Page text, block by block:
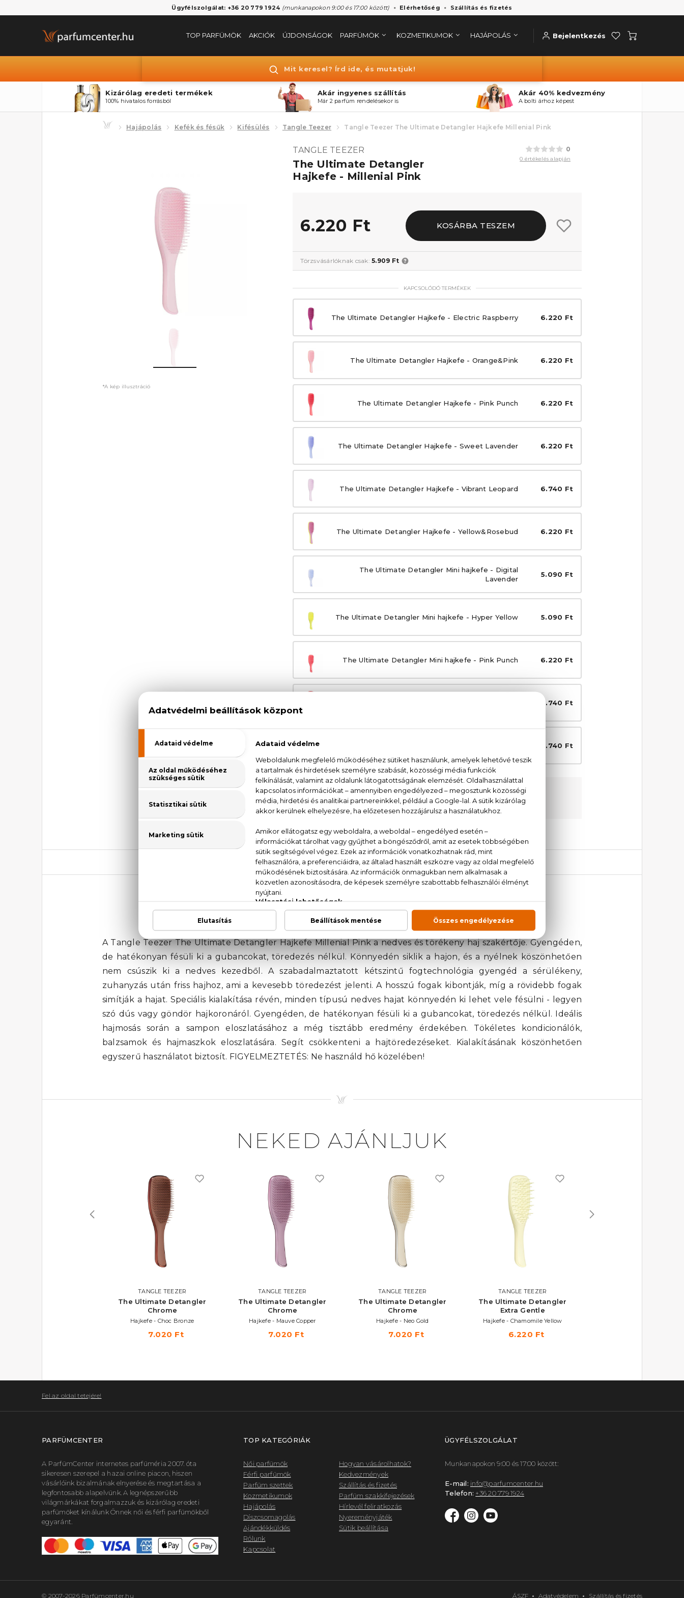
Ügyfélszolgálat: +36 20 779 1924 (munkanapokon 9:00 és 17:00 között) Elérhetőség Szállítás és fizetés
TOP PARFÜMÖK AKCIÓK ÚJDONSÁGOK PARFÜMÖK KOZMETIKUMOK HAJÁPOLÁS Bejelentkezés
Mit keresel? Írd ide, és mutatjuk!
Kizárólag eredeti termékek
100% hivatalos forrásból
Akár ingyenes szállítás
Már 2 parfüm rendelésekor is
Akár 40% kedvezmény
A bolti árhoz képest
Hajápolás Kefék és fésűk Kifésülés Tangle Teezer Tangle Teezer The Ultimate Detangler Hajkefe Millenial Pink
*A kép illusztráció
0
0 értékelés alapján
TANGLE TEEZER
The Ultimate Detangler
Hajkefe - Millenial Pink
6.220 Ft KOSÁRBA TESZEM
Törzsvásárlóknak csak:5.909 Ft
KAPCSOLÓDÓ TERMÉKEK
The Ultimate Detangler Hajkefe - Electric Raspberry 6.220 Ft
The Ultimate Detangler Hajkefe - Orange&Pink 6.220 Ft
The Ultimate Detangler Hajkefe - Pink Punch 6.220 Ft
The Ultimate Detangler Hajkefe - Sweet Lavender 6.220 Ft
The Ultimate Detangler Hajkefe - Vibrant Leopard 6.740 Ft
The Ultimate Detangler Hajkefe - Yellow&Rosebud 6.220 Ft
The Ultimate Detangler Mini hajkefe - Digital
Lavender
5.090 Ft
The Ultimate Detangler Mini hajkefe - Hyper Yellow 5.090 Ft
The Ultimate Detangler Mini hajkefe - Pink Punch 6.220 Ft
6.740 Ft
6.740 Ft
100% eredeti termékek,14 napos visszaküldési garanciával
Kérdésed van, elakadtál? Hívd ügyfélszolgálatunkat:+36 20 779 1924
LEÍRÁS ÉRTÉKELÉSEK (0) SZÁLLÍTÁS
Tangle Teezer The Ultimate Detangler Hajkefe Millenial Pink
A Tangle Teezer The Ultimate Detangler Hajkefe Millenial Pink a nedves és törékeny haj szakértője. Gyengéden,
de hatékonyan fésüli ki a gubancokat, töredezés nélkül. Könnyedén siklik a hajon, és a nyélnek köszönhetően
nem csúszik ki a nedves kezedből. A szabadalmaztatott kétszintű fogtechnológia gyengéd a sérülékeny,
zuhanyzás után friss hajhoz, ami a kevesebb töredezést jelenti. A hosszú fogak kibontják, míg a rövidebb fogak
simítják a hajat. Speciális kialakítása révén, minden típusú nedves hajat könnyedén ki lehet vele fésülni - legyen
szó dús vagy göndör hajkoronáról. Gyengéden, de hatékonyan fésüli ki a gubancokat, töredezés nélkül. Ideális
hajmosás során a sampon eloszlatásához a még tisztább eredmény érdekében. Tökéletes kondicionálók,
balzsamok és hajmaszkok eloszlatására. Segít csökkenteni a hajtöredezéseket. Kialakításának köszönhetően
egyszerű használatot biztosít. FIGYELMEZTETÉS: Ne használd hő közelében!
NEKED AJÁNLJUK
TANGLE TEEZER
The Ultimate Detangler
Chrome
Hajkefe - Choc Bronze
7.020 Ft
TANGLE TEEZER
The Ultimate Detangler
Chrome
Hajkefe - Mauve Copper
7.020 Ft
TANGLE TEEZER
The Ultimate Detangler
Chrome
Hajkefe - Neo Gold
7.020 Ft
TANGLE TEEZER
The Ultimate Detangler
Extra Gentle
Hajkefe - Chamomile Yellow
6.220 Ft
Fel az oldal tetejére!
PARFÜMCENTER
A ParfümCenter internetes parfüméria 2007. óta
sikeresen szerepel a hazai online piacon, hiszen
vásárlóink bizalmának elnyerése és megtartása a
legfontosabb alapelvünk. A legnépszerűbb
világmárkákat forgalmazzuk és kizárólag eredeti
parfümöket kínálunk Önnek női és férfi parfümökből
egyaránt.
TOP KATEGÓRIÁK
Női parfümök
Férfi parfümök
Parfüm szettek
Kozmetikumok
Hajápolás
Díszcsomagolás
Ajándékküldés
Rólunk
Kapcsolat
Hogyan vásárolhatok?
Kedvezmények
Szállítás és fizetés
Parfüm szakkifejezések
Hírlevél feliratkozás
Nyereményjáték
Sütik beállítása
ÜGYFÉLSZOLGÁLAT
Munkanapokon 9:00 és 17:00 között:
E-mail: info@parfumcenter.hu
Telefon: +36 20 779 1924
© 2007-2026 Parfümcenter.hu ÁSZF Adatvédelem Szállítás és fizetés